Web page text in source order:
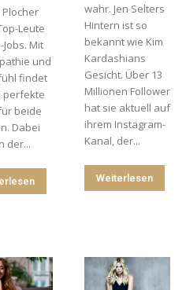
Leute
Mit
und
findet
perfekte
beide
Dabei
der...
wahr. Jen Selters
Hintern ist so
bekannt wie Kim
Kardashians
Gesicht. Über 13
Millionen Follower
hat sie aktuell auf
ihrem Instagram-
Kanal, der...
Weiterlesen